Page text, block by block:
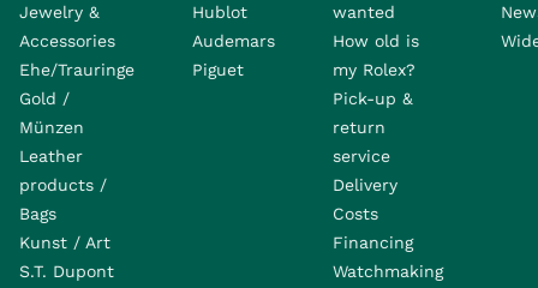
Jewelry &
Accessories
Ehe/Trauringe
Gold /
Münzen
Leather
products /
Bags
Kunst / Art
S.T. Dupont
Hublot
Audemars
Piguet
wanted
How old is
my Rolex?
Pick-up &
return
service
Delivery
Costs
Financing
Watchmaking